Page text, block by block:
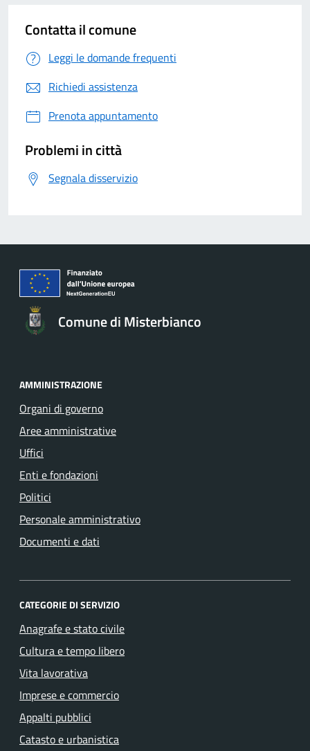
Contatta il comune
Leggi le domande frequenti
Richiedi assistenza
Prenota appuntamento
Problemi in città
Segnala disservizio
Comune di Misterbianco
AMMINISTRAZIONE
Organi di governo
Aree amministrative
Uffici
Enti e fondazioni
Politici
Personale amministrativo
Documenti e dati
CATEGORIE DI SERVIZIO
Anagrafe e stato civile
Cultura e tempo libero
Vita lavorativa
Imprese e commercio
Appalti pubblici
Catasto e urbanistica